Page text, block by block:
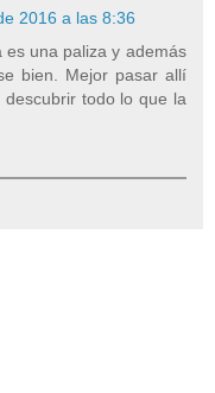
2016 a las 8:36
una paliza y además
bien. Mejor pasar allí
todo lo que la